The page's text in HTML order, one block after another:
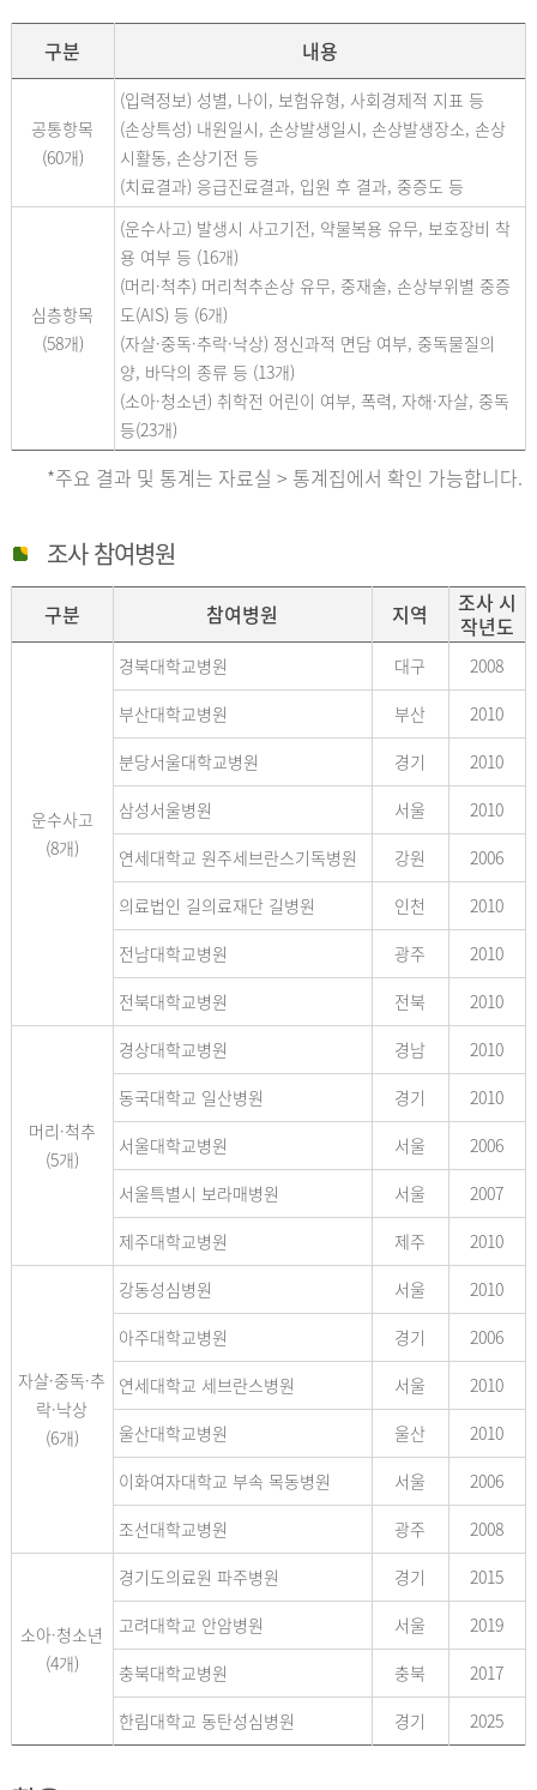
구분 내용
공통항목
(60개)
(입력정보) 성별, 나이, 보험유형, 사회경제적 지표 등
(손상특성) 내원일시, 손상발생일시, 손상발생장소, 손상
시활동, 손상기전 등
(치료결과) 응급진료결과, 입원 후 결과, 중증도 등
심층항목
(58개)
(운수사고) 발생시 사고기전, 약물복용 유무, 보호장비 착
용 여부 등 (16개)
(머리·척추) 머리척추손상 유무, 중재술, 손상부위별 중증
도(AIS) 등 (6개)
(자살·중독·추락·낙상) 정신과적 면담 여부, 중독물질의
양, 바닥의 종류 등 (13개)
(소아·청소년) 취학전 어린이 여부, 폭력, 자해·자살, 중독
등(23개)
*주요 결과 및 통계는 자료실 > 통계집에서 확인 가능합니다.
조사 참여병원
구분 참여병원 지역
조사 시
작년도
운수사고
(8개)
경북대학교병원 대구
2008
부산대학교병원
부산
2010
분당서울대학교병원
경기
2010
삼성서울병원
서울
2010
연세대학교 원주세브란스기독병원
강원
2006
의료법인 길의료재단 길병원
인천
2010
전남대학교병원
광주
2010
전북대학교병원
전북 2010
머리·척추
(5개)
경상대학교병원 경남
2010
동국대학교 일산병원
경기
2010
서울대학교병원
서울
2006
서울특별시 보라매병원
서울
2007
제주대학교병원
제주 2010
자살·중독·추
락·낙상
(6개)
강동성심병원 서울
2010
아주대학교병원
경기
2006
연세대학교 세브란스병원
서울
2010
울산대학교병원
울산
2010
이화여자대학교 부속 목동병원
서울
2006
조선대학교병원
광주 2008
소아·청소년
(4개)
경기도의료원 파주병원 경기
2015
고려대학교 안암병원
서울
2019
충북대학교병원
충북
2017
한림대학교 동탄성심병원
경기 2025